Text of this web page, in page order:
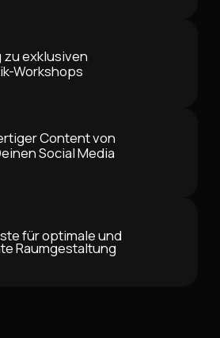
zu exklusiven
Workshops
Content von
Social Media
für optimale und
Raumgestaltung